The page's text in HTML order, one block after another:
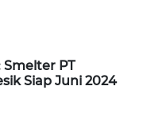
Smelter PT
Siap Juni 2024